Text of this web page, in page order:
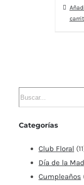
Categorías
Club Floral
Día de la
Cumpleaños